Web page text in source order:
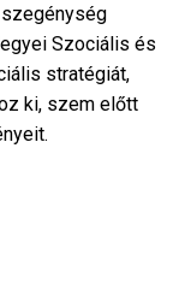
Szociális és
stratégiát,
ki, szem előtt